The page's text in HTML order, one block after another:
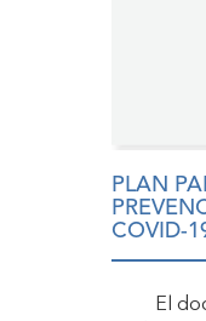
PLAN
COVID-
El